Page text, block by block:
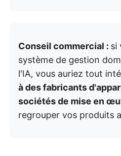
Conseil commercial : si
système de gestion
l'IA, vous auriez tout
à des fabricants
sociétés de mise en
regrouper vos produits